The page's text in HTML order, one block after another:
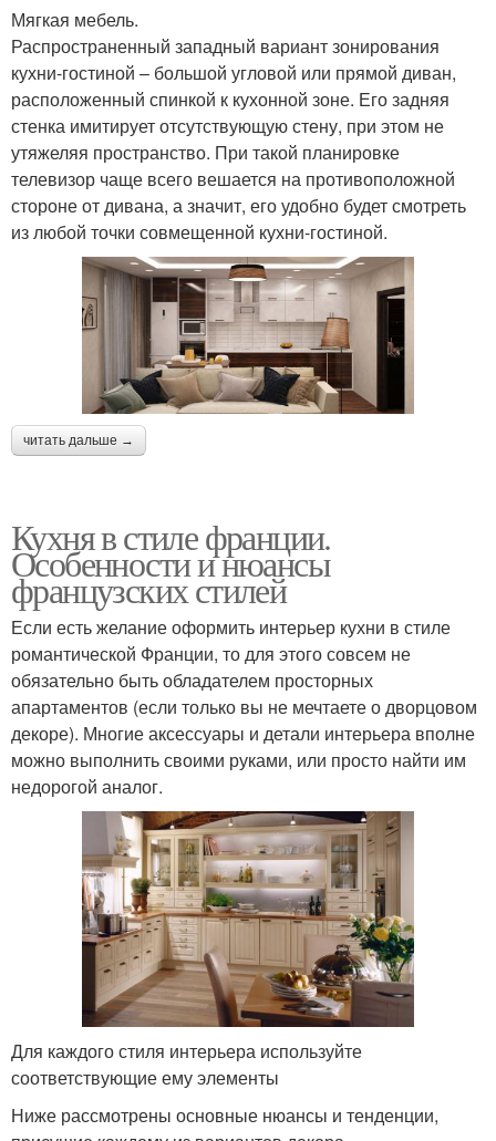
Мягкая мебель.
Распространенный западный вариант зонирования
кухни-гостиной – большой угловой или прямой диван,
расположенный спинкой к кухонной зоне. Его задняя
стенка имитирует отсутствующую стену, при этом не
утяжеляя пространство. При такой планировке
телевизор чаще всего вешается на противоположной
стороне от дивана, а значит, его удобно будет смотреть
из любой точки совмещенной кухни-гостиной.
читать дальше →
Кухня в стиле франции.
Особенности и нюансы
французских стилей
Если есть желание оформить интерьер кухни в стиле
романтической Франции, то для этого совсем не
обязательно быть обладателем просторных
апартаментов (если только вы не мечтаете о дворцовом
декоре). Многие аксессуары и детали интерьера вполне
можно выполнить своими руками, или просто найти им
недорогой аналог.
Для каждого стиля интерьера используйте
соответствующие ему элементы
Ниже рассмотрены основные нюансы и тенденции,